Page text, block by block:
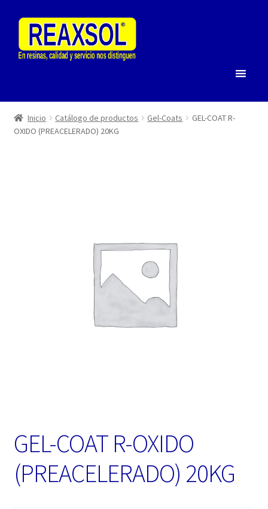
Saltar
navegación
Ir
contenido
Inicio Catálogo de productos Gel-Coats
GEL-COAT R-
OXIDO (PREACELERADO) 20KG
GEL-COAT R-OXIDO
(PREACELERADO) 20KG